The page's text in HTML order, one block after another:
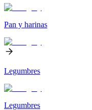
Pan y harinas
Legumbres
Legumbres